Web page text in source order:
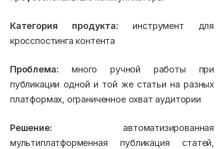
Категория продукта: инструмент для
кросспостинга контента
Проблема: много ручной работы при
публикации одной и той же статьи на разных
платформах, ограниченное охват аудитории
Решение: автоматизированная
мультиплатформенная публикация статей,